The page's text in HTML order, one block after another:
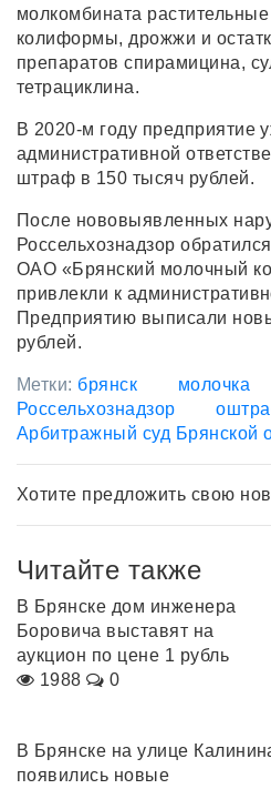
молкомбината
колиформы, дрожжи и
препаратов спирамицина,
тетрациклина.
В 2020-м году предприятие
административной
штраф в 150 тысяч рублей.
После нововыявленных
Россельхознадзор
ОАО «Брянский молочный
привлекли к
Предприятию выписали
рублей.
Метки: брянск
молочка
Россельхознадзор
Арбитражный суд Брянской
Хотите предложить свою
Читайте также
В Брянске дом инженера
Боровича выставят на
аукцион по цене 1 рубль
1988
0
В Брянске на улице
появились новые